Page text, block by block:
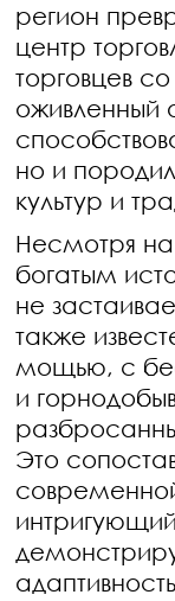
регион
центр
торговцев
оживленный
но и
культур и
Несмотря
богатым
не
также
мощью, с
и
Это